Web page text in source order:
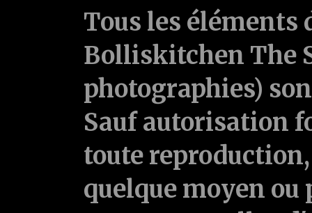
Tous les
Bolliskitchen The
photographies)
Sauf autorisation
toute
quelque moyen ou